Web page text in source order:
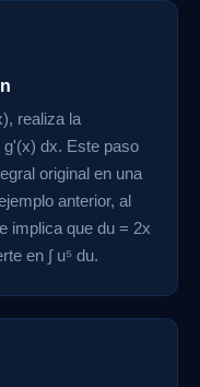
realiza la
dx. Este paso
original en una
anterior, al
implica que du = 2x
en ∫ u⁵ du.